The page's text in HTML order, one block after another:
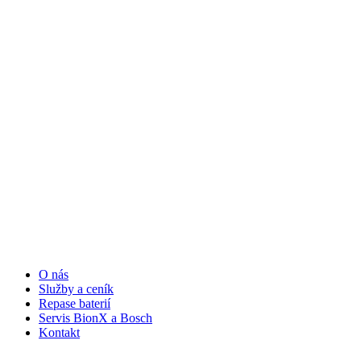
O nás
Služby a ceník
Repase baterií
Servis BionX a Bosch
Kontakt